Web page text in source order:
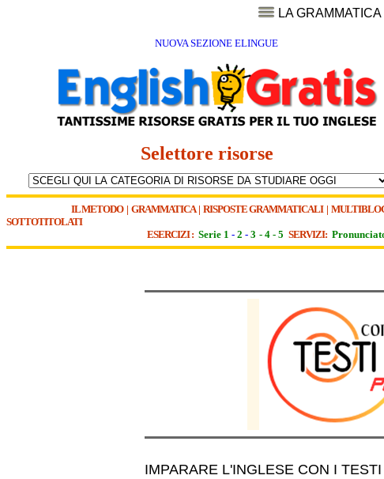
LA GRAMMATICA
NUOVA SEZIONE ELINGUE
Selettore risorse
IL METODO| GRAMMATICA| RISPOSTE GRAMMATICALI|
SOTTOTITOLATI
ESERCIZI : Serie 1 - 2 - 3 - 4 - 5 SERVIZI:
IMPARARE L'INGLESE CON I